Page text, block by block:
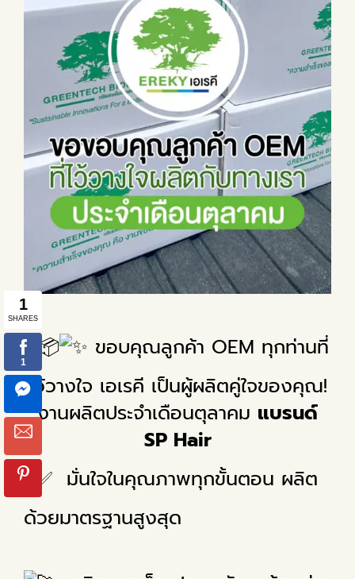
ขอบคุณลูกค้า OEM ทุกท่านที่
ไว้วางใจ เอเรคี เป็นผู้ผลิตคู่ใจของคุณ!
งานผลิตประจำเดือนตุลาคม แบรนด์
SP Hair
มั่นใจในคุณภาพทุกขั้นตอน ผลิต
ด้วยมาตรฐานสูงสุด